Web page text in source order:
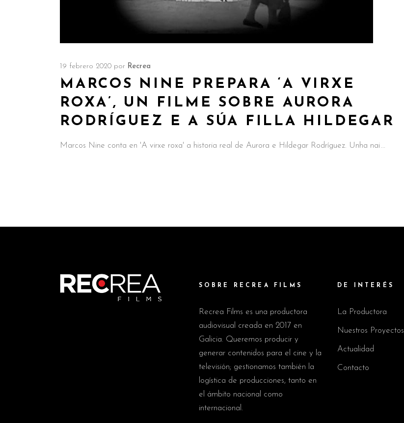
19 febrero 2020 por Recrea
MARCOS NINE PREPARA ‘A VIRXE
ROXA’, UN FILME SOBRE AURORA
RODRÍGUEZ E A SÚA FILLA HILDEGAR
Marcos Nine conta en 'A virxe roxa' a historia real de Aurora e Hildegar Rodríguez. Unha nai
SOBRE RECREA FILMS
Recrea Films es una productora
audiovisual creada en 2017 en
Galicia. Queremos producir y
generar contenidos para el cine y la
televisión; gestionamos también la
logística de producciones, tanto en
el ámbito nacional como
internacional.
DE INTERÉS
La Productora
Nuestros Proyectos
Actualidad
Contacto